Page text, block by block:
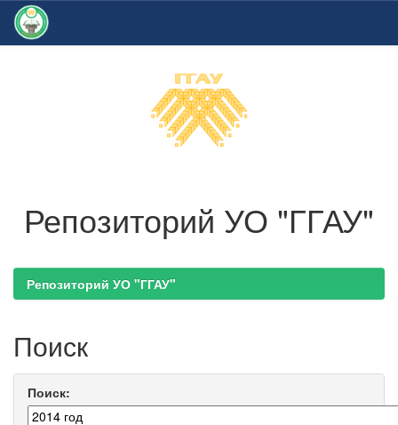
Репозиторий УО "ГГАУ"
Репозиторий УО "ГГАУ"
Поиск
Поиск: